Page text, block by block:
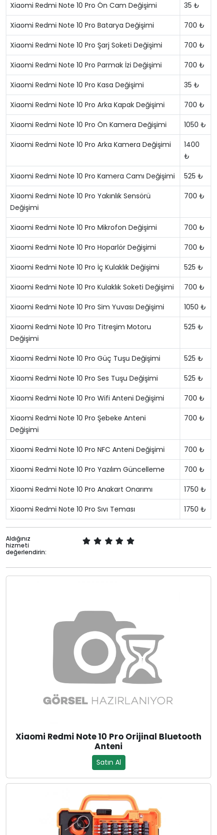
Xiaomi Redmi Note 10 Pro Ön Cam Değişimi 35 ₺
Xiaomi Redmi Note 10 Pro Batarya Değişimi 700 ₺
Xiaomi Redmi Note 10 Pro Şarj Soketi Değişimi 700 ₺
Xiaomi Redmi Note 10 Pro Parmak İzi Değişimi 700 ₺
Xiaomi Redmi Note 10 Pro Kasa Değişimi 35 ₺
Xiaomi Redmi Note 10 Pro Arka Kapak Değişimi 700 ₺
Xiaomi Redmi Note 10 Pro Ön Kamera Değişimi 1050 ₺
Xiaomi Redmi Note 10 Pro Arka Kamera Değişimi
1400
₺
Xiaomi Redmi Note 10 Pro Kamera Camı Değişimi 525 ₺
Xiaomi Redmi Note 10 Pro Yakınlık Sensörü
Değişimi
700 ₺
Xiaomi Redmi Note 10 Pro Mikrofon Değişimi 700 ₺
Xiaomi Redmi Note 10 Pro Hoparlör Değişimi 700 ₺
Xiaomi Redmi Note 10 Pro İç Kulaklık Değişimi 525 ₺
Xiaomi Redmi Note 10 Pro Kulaklık Soketi Değişimi 700 ₺
Xiaomi Redmi Note 10 Pro Sim Yuvası Değişimi 1050 ₺
Xiaomi Redmi Note 10 Pro Titreşim Motoru
Değişimi
525 ₺
Xiaomi Redmi Note 10 Pro Güç Tuşu Değişimi 525 ₺
Xiaomi Redmi Note 10 Pro Ses Tuşu Değişimi 525 ₺
Xiaomi Redmi Note 10 Pro Wifi Anteni Değişimi 700 ₺
Xiaomi Redmi Note 10 Pro Şebeke Anteni
Değişimi
700 ₺
Xiaomi Redmi Note 10 Pro NFC Anteni Değişimi 700 ₺
Xiaomi Redmi Note 10 Pro Yazılım Güncelleme 700 ₺
Xiaomi Redmi Note 10 Pro Anakart Onarımı 1750 ₺
Xiaomi Redmi Note 10 Pro Sıvı Teması 1750 ₺
Aldığınız
hizmeti
değerlendirin:
Xiaomi Redmi Note 10 Pro Orijinal Bluetooth
Anteni
Satın Al